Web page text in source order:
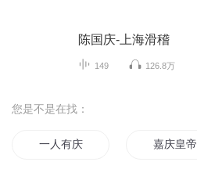
陈国庆-上海滑稽
149 126.8万
您是不是在找：
一人有庆 嘉庆皇帝